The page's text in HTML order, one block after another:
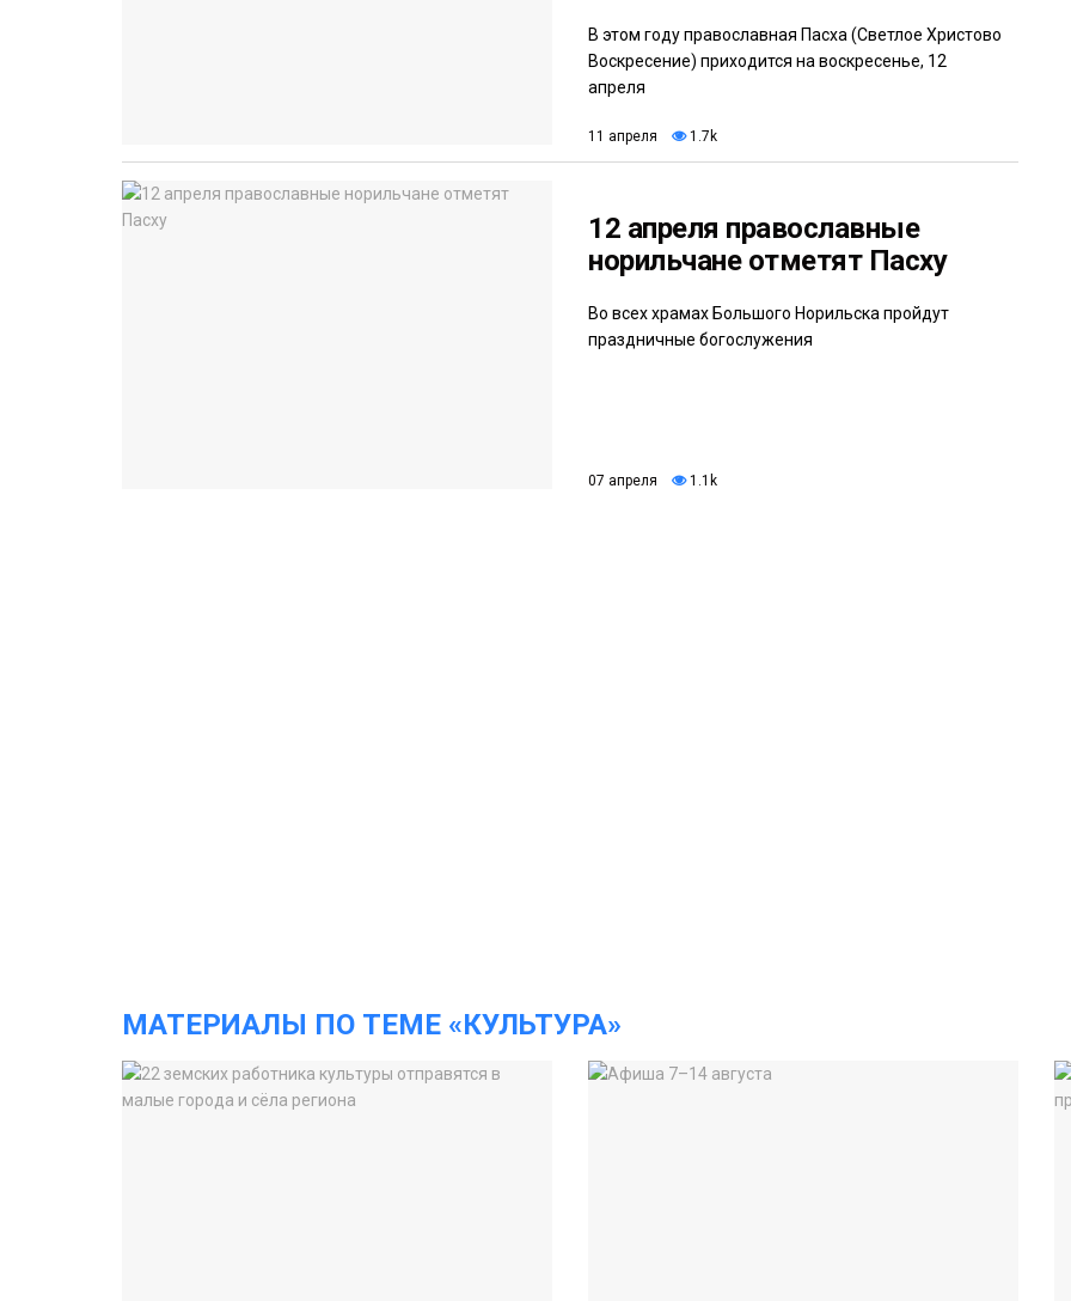
В этом году православная Пасха (Светлое Христово
Воскресение) приходится на воскресенье, 12
апреля
11 апреля 1.7k
12 апреля православные
норильчане отметят Пасху
Во всех храмах Большого Норильска пройдут
праздничные богослужения
07 апреля 1.1k
МАТЕРИАЛЫ ПО ТЕМЕ «КУЛЬТУРА»